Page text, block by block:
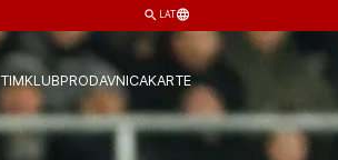
LAT
TIMKLUBPRODAVNICAKARTE